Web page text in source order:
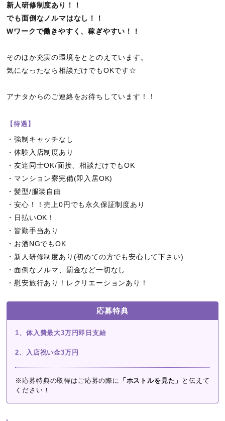
新人研修制度あり！！
でも面倒なノルマはなし！！
Wワークで働きやすく、稼ぎやすい！！
そのほか充実の環境をととのえています。
気になったなら相談だけでもOKです☆
アナタからのご連絡をお待ちしています！！
【待遇】
・強制キャッチなし
・体験入店制度あり
・友達同士OK/面接、相談だけでもOK
・マンション寮完備(即入居OK)
・髪型/服装自由
・安心！！売上0円でも永久保証制度あり
・日払いOK！
・皆勤手当あり
・お酒NGでもOK
・新人研修制度あり(初めての方でも安心して下さい)
・面倒なノルマ、罰金など一切なし
・慰安旅行あり！レクリエーションあり！
応募特典
1、体入費最大3万円即日支給
2、入店祝い金3万円
※応募特典の取得はご応募の際に 「ホストルを見た」
と伝えて
ください！